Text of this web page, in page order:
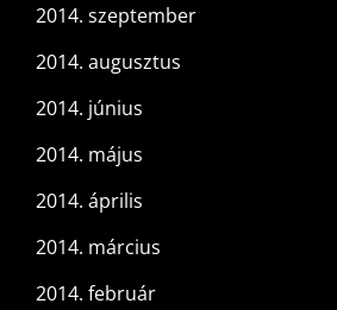
2014. szeptember
2014. augusztus
2014. június
2014. május
2014. április
2014. március
2014. február